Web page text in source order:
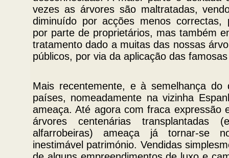
vezes as árvores são maltratadas,
diminuído por acções menos correctas,
por parte de proprietários, mas também
tratamento dado a muitas das nossas
públicos, por via da aplicação das
Mais recentemente, e à semelhança
países, nomeadamente na vizinha
ameaça. Até agora com fraca expressão
árvores centenárias transplantadas
alfarrobeiras) ameaça já tornar-se
inestimável património. Vendidas